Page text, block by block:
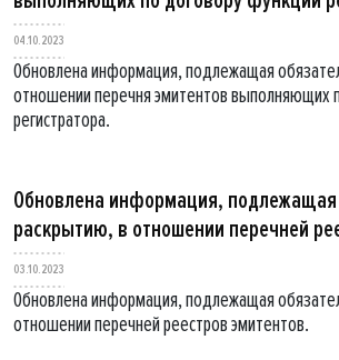
04.10.2023
Обновлена информация, подлежащая
отношении перечня эмитентов выполняющих
регистратора.
Обновлена информация, подлежащая
раскрытию, в отношении перечней
03.10.2023
Обновлена информация, подлежащая
отношении перечней реестров эмитентов.